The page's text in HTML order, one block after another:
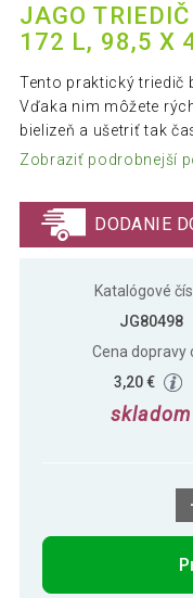
JAGO
172 L, 98,5 X
Tento praktický triedič
Vďaka nim môžete
bielizeň a ušetriť tak
Zobraziť podrobnejší
DODANIE
Katalógové
JG80498
Cena dopravy
3,20 €
skladom